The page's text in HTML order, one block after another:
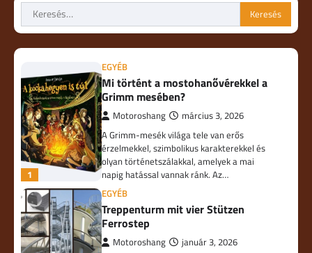
Keresés:
1
EGYÉB
Mi történt a mostohanővérekkel a
Grimm mesében?
Motoroshang március 3, 2026
A Grimm-mesék világa tele van erős
érzelmekkel, szimbolikus karakterekkel és
olyan történetszálakkal, amelyek a mai
napig hatással vannak ránk. Az…
EGYÉB
Treppenturm mit vier Stützen
Ferrostep
Motoroshang január 3, 2026